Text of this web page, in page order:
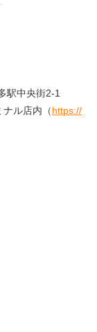
駅中央街2-1
ル店内（https://